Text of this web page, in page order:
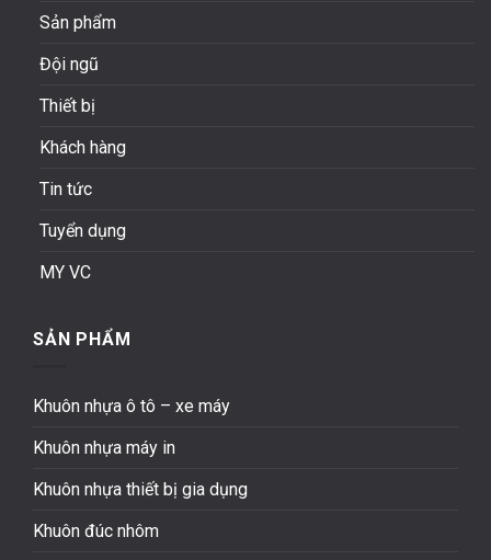
Sản phẩm
Đội ngũ
Thiết bị
Khách hàng
Tin tức
Tuyển dụng
MY VC
SẢN PHẨM
Khuôn nhựa ô tô – xe máy
Khuôn nhựa máy in
Khuôn nhựa thiết bị gia dụng
Khuôn đúc nhôm